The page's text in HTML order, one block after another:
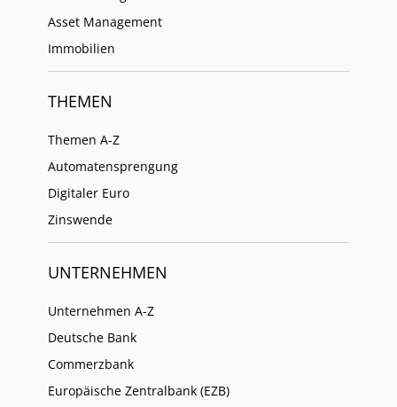
Asset Management
Immobilien
THEMEN
Themen A-Z
Automatensprengung
Digitaler Euro
Zinswende
UNTERNEHMEN
Unternehmen A-Z
Deutsche Bank
Commerzbank
Europäische Zentralbank (EZB)